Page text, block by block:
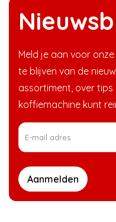
Meld je aan voor
te blijven van de
assortiment, over
koffiemachine kunt
Aanmelden